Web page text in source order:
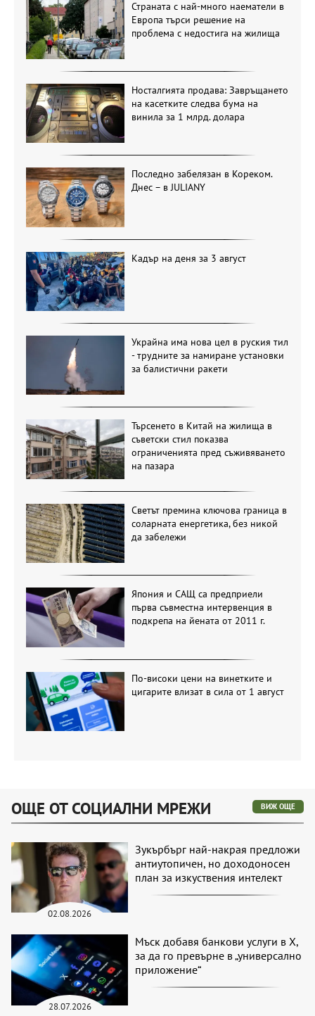
Страната с най-много наематели в
Европа търси решение на
проблема с недостига на жилища
Носталгията продава: Завръщането
на касетките следва бума на
винила за 1 млрд. долара
Последно забелязан в Кореком.
Днес – в JULIANY
Кадър на деня за 3 август
Украйна има нова цел в руския тил
- трудните за намиране установки
за балистични ракети
Търсенето в Китай на жилища в
съветски стил показва
ограниченията пред съживяването
на пазара
Светът премина ключова граница в
соларната енергетика, без никой
да забележи
Япония и САЩ са предприели
първа съвместна интервенция в
подкрепа на йената от 2011 г.
По-високи цени на винетките и
цигарите влизат в сила от 1 август
ОЩЕ ОТ СОЦИАЛНИ МРЕЖИ ВИЖ ОЩЕ
02.08.2026
Зукърбърг най-накрая предложи
антиутопичен, но доходоносен
план за изкуствения интелект
28.07.2026
Мъск добавя банкови услуги в X,
за да го превърне в „универсално
приложение“